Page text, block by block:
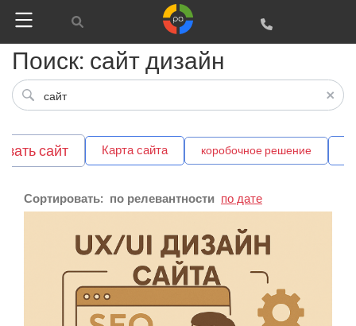
Поиск: сайт дизайн
сайт Карта сайта коробочное решение
Сортировать: по релевантности по дате